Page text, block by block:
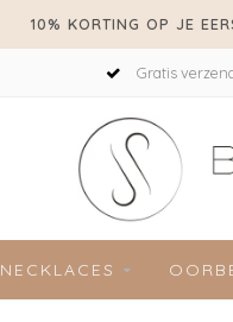
10% KORTING OP JE
Gratis
NECKLACES